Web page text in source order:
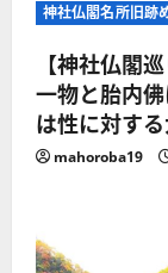
神社仏閣名所旧跡
【神社仏閣
一物と胎内
は性に対す
mahoroba19